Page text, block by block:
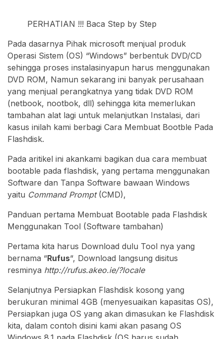
PERHATIAN !!! Baca Step by Step
Pada dasarnya Pihak microsoft menjual produk
Operasi Sistem (OS) “Windows” berbentuk DVD/CD
sehingga proses instalasinyapun harus menggunakan
DVD ROM, Namun sekarang ini banyak perusahaan
yang menjual perangkatnya yang tidak DVD ROM
(netbook, nootbok, dll) sehingga kita memerlukan
tambahan alat lagi untuk melanjutkan Instalasi, dari
kasus inilah kami berbagi Cara Membuat Bootble Pada
Flashdisk.
Pada aritikel ini akankami bagikan dua cara membuat
bootable pada flashdisk, yang pertama menggunakan
Software dan Tanpa Software bawaan Windows
yaitu Command Prompt (CMD),
Panduan pertama Membuat Bootable pada Flashdisk
Menggunakan Tool (Software tambahan)
Pertama kita harus Download dulu Tool nya yang
bernama “Rufus“, Download langsung disitus
resminya http://rufus.akeo.ie/?locale
Selanjutnya Persiapkan Flashdisk kosong yang
berukuran minimal 4GB (menyesuaikan kapasitas OS),
Persiapkan juga OS yang akan dimasukan ke Flashdisk
kita, dalam contoh disini kami akan pasang OS